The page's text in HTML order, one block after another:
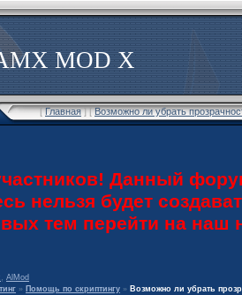
MOD X
[Главная] [Возможно ли убрать
Данный
нельзя будет
тем перейти на
AlMod
» Помощь по скриптингу » Возможно ли убрать